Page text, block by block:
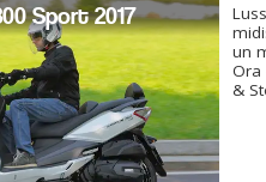
Sport 2017
un
Ora
&